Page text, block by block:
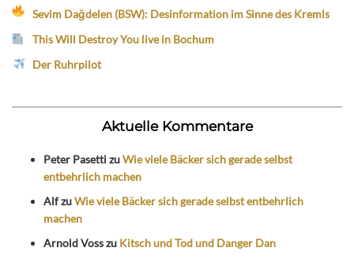
Sevim Dağdelen (BSW): Desinformation im Sinne des Kremls
This Will Destroy You live in Bochum
Der Ruhrpilot
Aktuelle Kommentare
Peter PasettizuWie viele Bäcker sich gerade selbst
entbehrlich machen
AlfzuWie viele Bäcker sich gerade selbst entbehrlich
machen
Arnold Vosszu Kitsch und Tod und Danger Dan